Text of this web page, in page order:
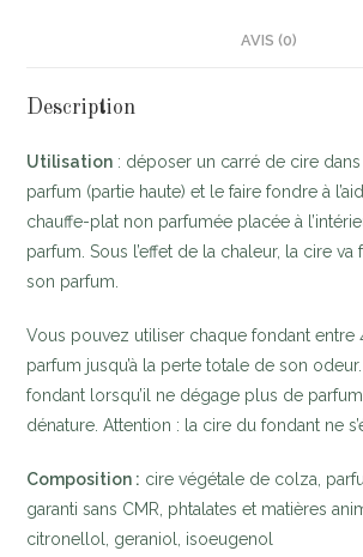
AVIS (0)
Description
Utilisation : déposer un carré de cire
parfum (partie haute) et le faire fondre à
chauffe-plat non parfumée placée à
parfum. Sous l’effet de la chaleur, la cire
son parfum.
Vous pouvez utiliser chaque fondant entre
parfum jusqu’à la perte totale de son
fondant lorsqu’il ne dégage plus de
dénature. Attention : la cire du fondant ne
Composition : cire végétale de colza,
garanti sans CMR, phtalates et matières
citronellol, geraniol, isoeugenol